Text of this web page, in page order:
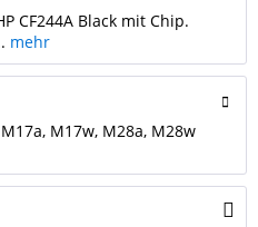
CF244A Black mit Chip.
mehr
M17w, M28a, M28w